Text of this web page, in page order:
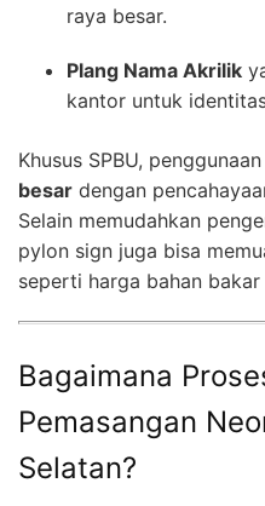
raya besar.
Plang Nama Akrilik
kantor untuk
Khusus SPBU, penggunaan
besar dengan
Selain memudahkan
pylon sign juga bisa
seperti harga bahan
Bagaimana
Pemasangan
Selatan?